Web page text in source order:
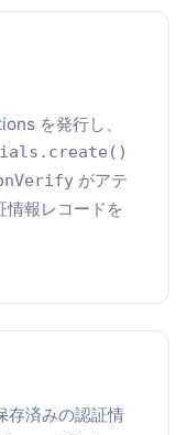
を発行し、
がアテ
情報レコードを
存済みの認証情